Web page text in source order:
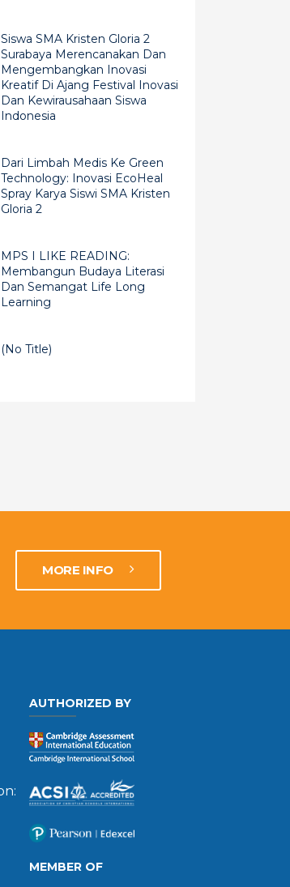
Siswa SMA Kristen Gloria 2
Surabaya Merencanakan Dan
Mengembangkan Inovasi
Kreatif Di Ajang Festival Inovasi
Dan Kewirausahaan Siswa
Indonesia
Dari Limbah Medis Ke Green
Technology: Inovasi EcoHeal
Spray Karya Siswi SMA Kristen
Gloria 2
MPS I LIKE READING:
Membangun Budaya Literasi
Dan Semangat Life Long
Learning
(no Title)
MORE INFO
AUTHORIZED BY
MEMBER OF